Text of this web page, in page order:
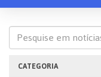
CATEGORIA